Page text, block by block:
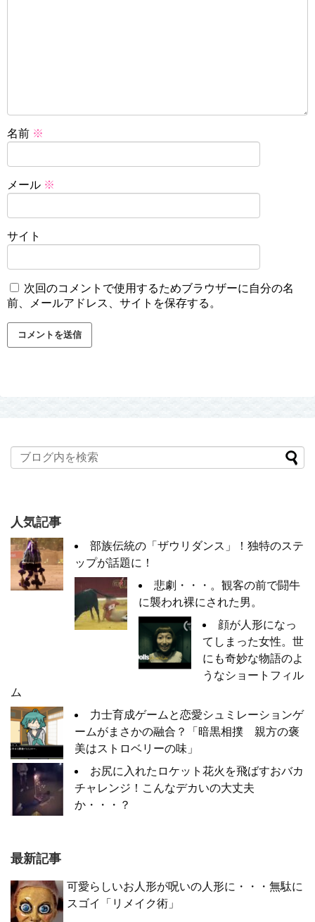
名前 ※
メール ※
サイト
次回のコメントで使用するためブラウザーに自分の名
前、メールアドレス、サイトを保存する。
人気記事
部族伝統の「ザウリダンス」！独特のステ
ップが話題に！
悲劇・・・。観客の前で闘牛
に襲われ裸にされた男。
顔が人形になっ
てしまった女性。世
にも奇妙な物語のよ
うなショートフィル
ム
力士育成ゲームと恋愛シュミレーションゲ
ームがまさかの融合？「暗黒相撲 親方の褒
美はストロベリーの味」
お尻に入れたロケット花火を飛ばすおバカ
チャレンジ！こんなデカいの大丈夫
か・・・？
最新記事
可愛らしいお人形が呪いの人形に・・・無駄に
スゴイ「リメイク術」